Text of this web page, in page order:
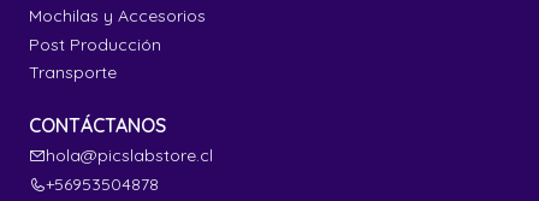
Mochilas y Accesorios
Post Producción
Transporte
CONTÁCTANOS
hola@picslabstore.cl
+56953504878